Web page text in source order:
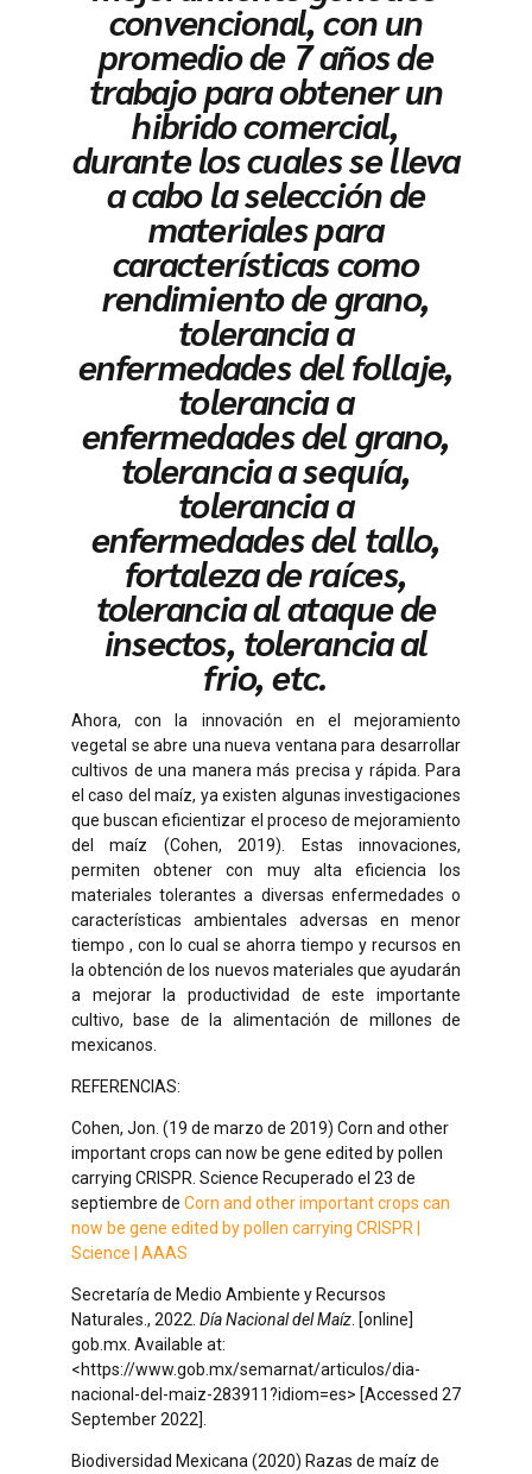
convencional, con un
promedio de 7 años de
trabajo para obtener un
hibrido comercial,
durante los cuales se lleva
a cabo la selección de
materiales para
características como
rendimiento de grano,
tolerancia a
enfermedades del follaje,
tolerancia a
enfermedades del grano,
tolerancia a sequía,
tolerancia a
enfermedades del tallo,
fortaleza de raíces,
tolerancia al ataque de
insectos, tolerancia al
frio, etc.
Ahora, con la innovación en el mejoramiento
vegetal se abre una nueva ventana para desarrollar
cultivos de una manera más precisa y rápida. Para
el caso del maíz, ya existen algunas investigaciones
que buscan eficientizar el proceso de mejoramiento
del maíz (Cohen, 2019). Estas innovaciones,
permiten obtener con muy alta eficiencia los
materiales tolerantes a diversas enfermedades o
características ambientales adversas en menor
tiempo , con lo cual se ahorra tiempo y recursos en
la obtención de los nuevos materiales que ayudarán
a mejorar la productividad de este importante
cultivo, base de la alimentación de millones de
mexicanos.
REFERENCIAS:
Cohen, Jon. (19 de marzo de 2019) Corn and other
important crops can now be gene edited by pollen
carrying CRISPR. Science Recuperado el 23 de
septiembre de Corn and other important crops can
now be gene edited by pollen carrying CRISPR |
Science | AAAS
Secretaría de Medio Ambiente y Recursos
Naturales., 2022. Día Nacional del Maíz . [online]
gob.mx. Available at:
<https://www.gob.mx/semarnat/articulos/dia-
nacional-del-maiz-283911?idiom=es> [Accessed 27
September 2022].
Biodiversidad Mexicana (2020) Razas de maíz de